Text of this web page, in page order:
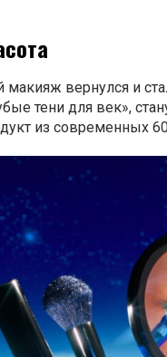
вернулся и
тени для век»,
из современных